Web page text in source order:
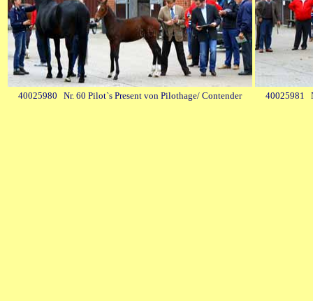
40025980 Nr. 60 Pilot`s Present von Pilothage/ Contender 40025981